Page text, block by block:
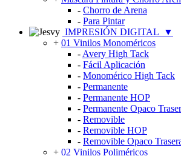
- Chorro de Arena
- Para Pintar
IMPRESIÓN DIGITAL
▼
+ 01 Vinilos Monoméricos
- Avery High Tack
- Fácil Aplicación
- Monomérico High Tack
- Permanente
- Permanente HOP
- Permanente Opaco
- Removible
- Removible HOP
- Removible Opaco
+ 02 Vinilos Poliméricos